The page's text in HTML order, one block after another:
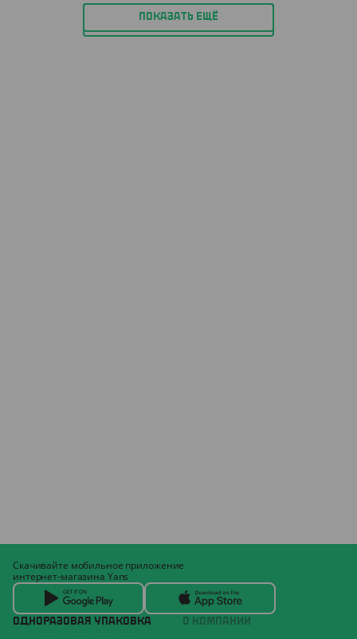
ПОКАЗАТЬ ЕЩЁ
ОДНОРАЗОВАЯ УПАКОВКА О КОМПАНИИ
Скачивайте мобильное приложение
интернет-магазина Yans